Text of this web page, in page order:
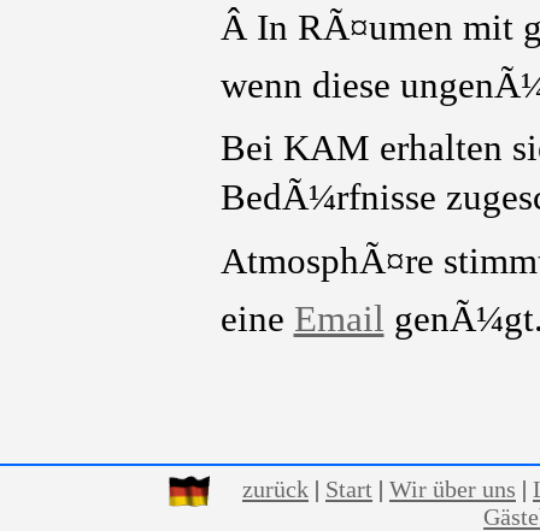
Â In RÃ¤umen mit
wenn diese
Bei KAM erhalten
BedÃ¼rfnisse
AtmosphÃ¤re
eine Email
zurück | Start | Wir über uns |